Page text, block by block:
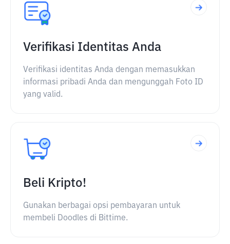
Verifikasi Identitas Anda
Verifikasi identitas Anda dengan memasukkan
informasi pribadi Anda dan mengunggah Foto ID
yang valid.
Beli Kripto!
Gunakan berbagai opsi pembayaran untuk
membeli Doodles di Bittime.